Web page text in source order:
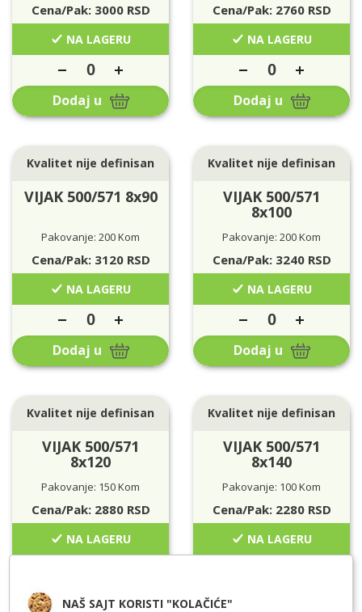
Cena/Pak: 3000RSD
NA LAGERU
Dodaj u
Cena/Pak: 2760RSD
NA LAGERU
Dodaj u
Kvalitet nije definisan
VIJAK 500/571 8x90
Pakovanje: 200 Kom
Cena/Pak: 3120RSD
NA LAGERU
Dodaj u
Kvalitet nije definisan
VIJAK 500/571
8x100
Pakovanje: 200 Kom
Cena/Pak: 3240RSD
NA LAGERU
Dodaj u
Kvalitet nije definisan
VIJAK 500/571
8x120
Pakovanje: 150 Kom
Cena/Pak: 2880RSD
NA LAGERU
Dodaj u
Kvalitet nije definisan
VIJAK 500/571
8x140
Pakovanje: 100 Kom
Cena/Pak: 2280RSD
NA LAGERU
NAŠ SAJT KORISTI "KOLAČIĆE"